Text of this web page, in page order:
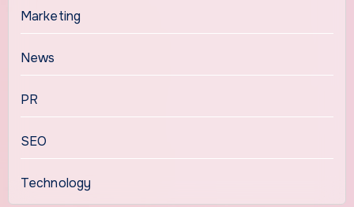
Marketing
News
PR
SEO
Technology